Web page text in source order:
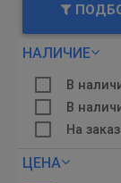
НАЛИЧИЕ
В
В
На заказ
ЦЕНА